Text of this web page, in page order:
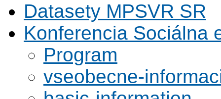
Datasety MPSVR SR
Konferencia Sociálna
Program
vseobecne-